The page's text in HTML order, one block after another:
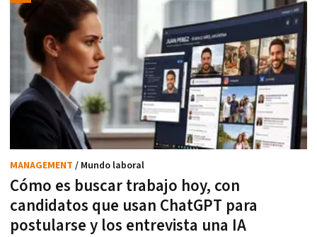
Cómo es buscar trabajo hoy, con
candidatos que usan ChatGPT para
postularse y los entrevista una IA
MANAGEMENT / Mundo laboral